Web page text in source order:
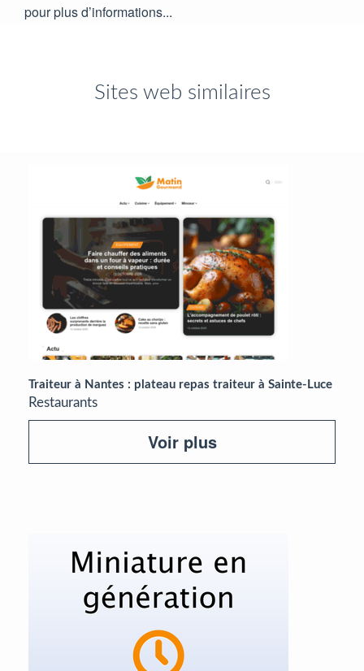
pour plus d’informations...
Sites web similaires
Traiteur à Nantes : plateau repas traiteur à Sainte-Luce
Restaurants
Voir plus